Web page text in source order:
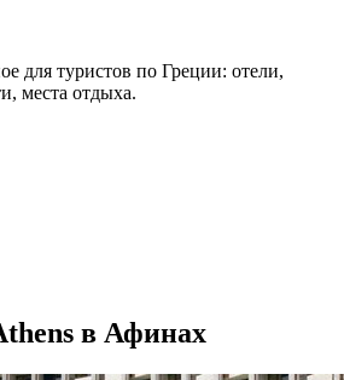
для туристов по Греции: отели,
места отдыха.
в Афинах